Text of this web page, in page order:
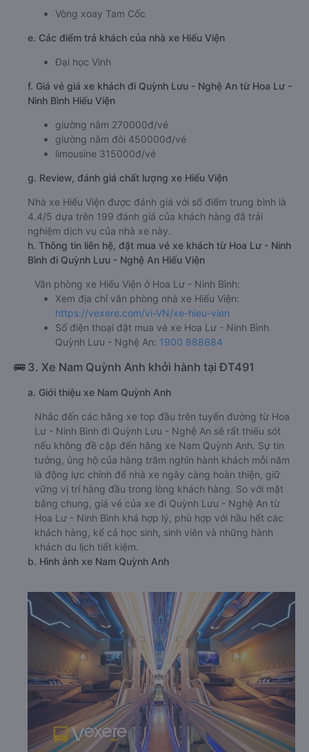
Vòng xoay Tam Cốc
e. Các điểm trả khách của nhà xe Hiếu Viện
Đại học Vinh
f. Giá vé giá xe khách đi Quỳnh Lưu - Nghệ An từ Hoa Lư -
Ninh Bình Hiếu Viện
giường nằm 270000đ/vé
giường nằm đôi 450000đ/vé
limousine 315000đ/vé
g. Review, đánh giá chất lượng xe Hiếu Viện
Nhà xe Hiếu Viện được đánh giá với số điểm trung bình là
4.4/5 dựa trên 199 đánh giá của khách hàng đã trải
nghiệm dịch vụ của nhà xe này.
h. Thông tin liên hệ, đặt mua vé xe khách từ Hoa Lư - Ninh
Bình đi Quỳnh Lưu - Nghệ An Hiếu Viện
Văn phòng xe Hiếu Viện ở Hoa Lư - Ninh Bình:
Xem địa chỉ văn phòng nhà xe Hiếu Viện:
https://vexere.com/vi-VN/xe-hieu-vien
Số điện thoại đặt mua vé xe Hoa Lư - Ninh Bình
Quỳnh Lưu - Nghệ An: 1900 888684
🚌 3. Xe Nam Quỳnh Anh khởi hành tại ĐT491
a. Giới thiệu xe Nam Quỳnh Anh
Nhắc đến các hãng xe top đầu trên tuyến đường từ Hoa
Lư - Ninh Bình đi Quỳnh Lưu - Nghệ An sẽ rất thiếu sót
nếu không đề cập đến hãng xe Nam Quỳnh Anh. Sự tin
tưởng, ủng hộ của hàng trăm nghìn hành khách mỗi năm
là động lực chính để nhà xe ngày càng hoàn thiện, giữ
vững vị trí hàng đầu trong lòng khách hàng. So với mặt
bằng chung, giá vé của xe đi Quỳnh Lưu - Nghệ An từ
Hoa Lư - Ninh Bình khá hợp lý, phù hợp với hầu hết các
khách hàng, kể cả học sinh, sinh viên và những hành
khách du lịch tiết kiệm.
b. Hình ảnh xe Nam Quỳnh Anh